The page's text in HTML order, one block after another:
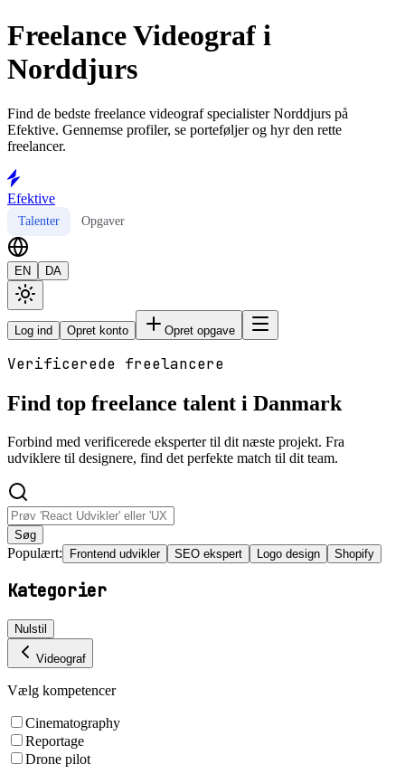
Freelance Videograf i
Norddjurs
Find de bedste freelance videograf specialister Norddjurs på
Efektive. Gennemse profiler, se porteføljer og hyr den rette
freelancer.
Efektive
Talenter Opgaver
EN DA
Log ind Opret konto Opret opgave
Verificerede freelancere
Find top freelance talent i Danmark
Forbind med verificerede eksperter til dit næste projekt. Fra
udviklere til designere, find det perfekte match til dit team.
Søg
Populært: Frontend udvikler SEO ekspert Logo design Shopify
Kategorier
Nulstil
Videograf
Vælg kompetencer
Cinematography
Reportage
Drone pilot